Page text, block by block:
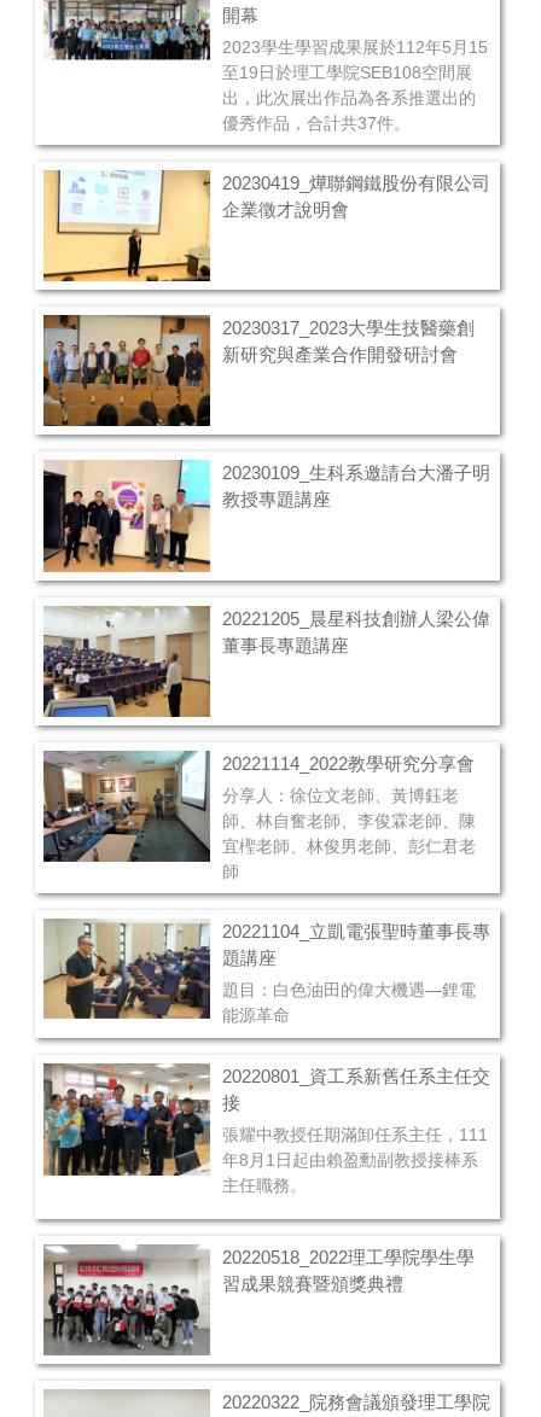
及所需具備的知能與技能。
開幕
2023學生學習成果展於112年5月15
至19日於理工學院SEB108空間展
出，此次展出作品為各系推選出的
優秀作品，合計共37件。
20230419_燁聯鋼鐵股份有限公司
企業徵才說明會
20230317_2023大學生技醫藥創
新研究與產業合作開發研討會
20230109_生科系邀請台大潘子明
教授專題講座
20221205_晨星科技創辦人梁公偉
董事長專題講座
20221114_2022教學研究分享會
分享人：徐位文老師、黃博鈺老
師、林自奮老師、李俊霖老師、陳
宜檉老師、林俊男老師、彭仁君老
師
20221104_立凱電張聖時董事長專
題講座
題目：白色油田的偉大機遇—鋰電
能源革命
20220801_資工系新舊任系主任交
接
張耀中教授任期滿卸任系主任，111
年8月1日起由賴盈勳副教授接棒系
主任職務。
20220518_2022理工學院學生學
習成果競賽暨頒獎典禮
20220322_院務會議頒發理工學院